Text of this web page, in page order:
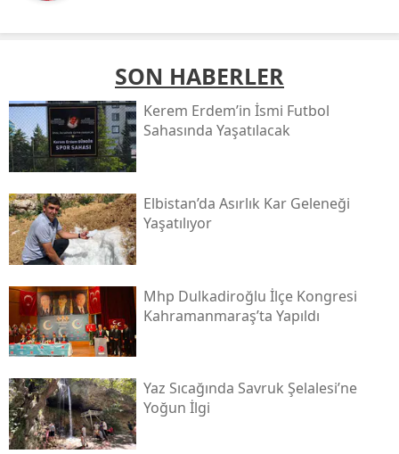
SON HABERLER
Kerem Erdem’in İsmi Futbol
Sahasında Yaşatılacak
Elbistan’da Asırlık Kar Geleneği
Yaşatılıyor
Mhp Dulkadiroğlu İlçe Kongresi
Kahramanmaraş’ta Yapıldı
Yaz Sıcağında Savruk Şelalesi’ne
Yoğun İlgi